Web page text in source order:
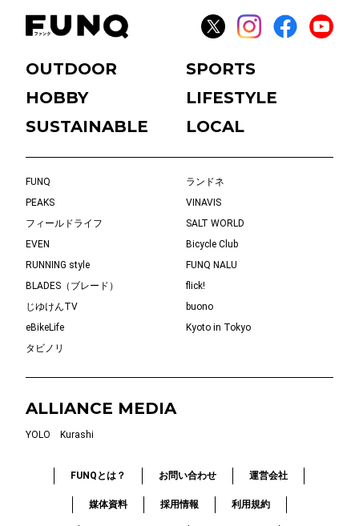
OUTDOOR
SPORTS
HOBBY
LIFESTYLE
SUSTAINABLE
LOCAL
FUNQ
ランドネ
PEAKS
VINAVIS
フィールドライフ
SALT WORLD
EVEN
Bicycle Club
RUNNING style
FUNQ NALU
BLADES（ブレード）
flick!
じゆけんTV
buono
eBikeLife
Kyoto in Tokyo
タビノリ
ALLIANCE MEDIA
YOLO Kurashi
FUNQとは？ お問い合わせ 運営会社
媒体資料 採用情報 利用規約